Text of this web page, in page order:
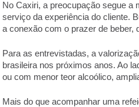
No Caxiri, a preocupação segue a
serviço da experiência do cliente.
a conexão com o prazer de beber,
Para as entrevistadas, a
brasileira nos próximos anos. Ao
ou com menor teor alcoólico,
Mais do que acompanhar uma